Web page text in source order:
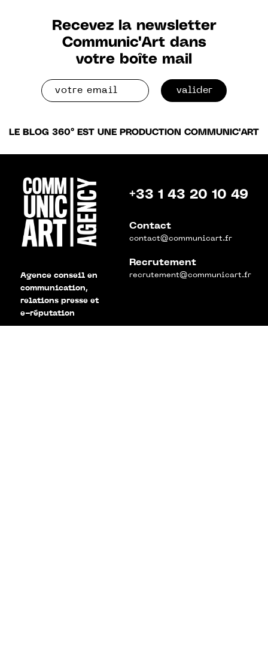
Recevez la newsletter
Communic'Art dans
votre boîte mail
valider
LE BLOG 360° EST UNE PRODUCTION COMMUNIC'ART
Agence conseil en
communication,
relations presse et
e-réputation
+33 1 43 20 10 49
Contact
contact@communicart.fr
Recrutement
recrutement@communicart.fr